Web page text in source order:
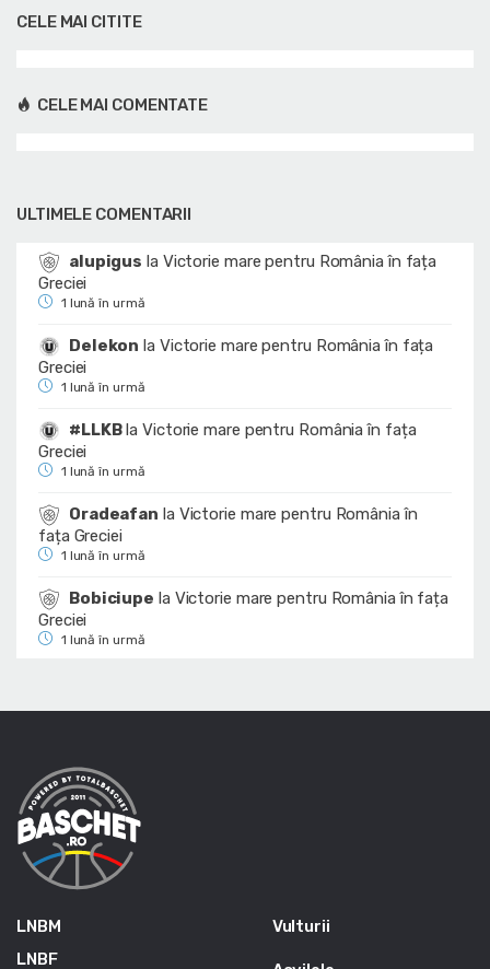
CELE MAI CITITE
CELE MAI COMENTATE
ULTIMELE COMENTARII
alupigus la Victorie mare pentru România în fața
Greciei
1 lună în urmă
Delekon la Victorie mare pentru România în fața
Greciei
1 lună în urmă
#LLKBlaVictorie mare pentru România în fața
Greciei
1 lună în urmă
Oradeafan la Victorie mare pentru România în
fața Greciei
1 lună în urmă
Bobiciupe la Victorie mare pentru România în fața
Greciei
1 lună în urmă
LNBM
LNBF
Vulturii